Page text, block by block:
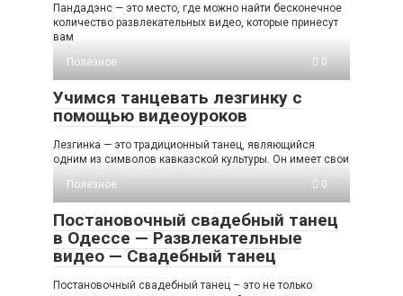
Пандадэнс — это место, где можно найти бесконечное
количество развлекательных видео, которые принесут
вам
Полезное
0
Учимся танцевать лезгинку с
помощью видеоуроков
Лезгинка — это традиционный танец, являющийся
одним из символов кавказской культуры. Он имеет свои
Полезное
0
Постановочный свадебный танец
в Одессе — Развлекательные
видео — Свадебный танец
Постановочный свадебный танец – это не только